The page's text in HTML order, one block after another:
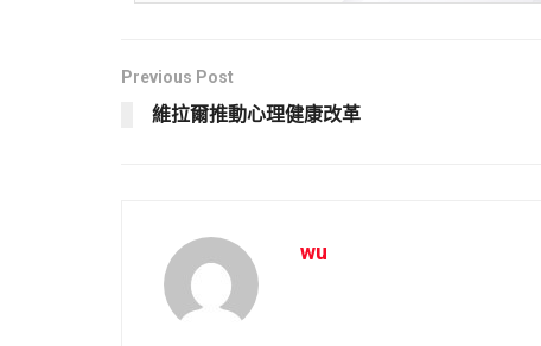
Previous Post
維拉爾推動心理健康改革
wu